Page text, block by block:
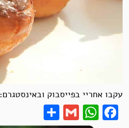
עקבו אחריי בפייסבוק ובאינסטגרם:
Facebook
WhatsApp
Gmail